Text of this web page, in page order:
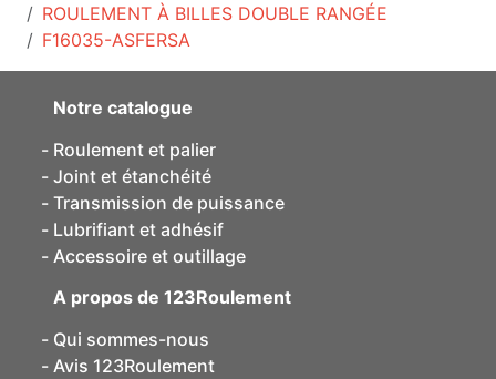
ROULEMENT À BILLES DOUBLE RANGÉE
F16035-ASFERSA
Notre catalogue
Roulement et palier
Joint et étanchéité
Transmission de puissance
Lubrifiant et adhésif
Accessoire et outillage
A propos de 123Roulement
Qui sommes-nous
Avis 123Roulement